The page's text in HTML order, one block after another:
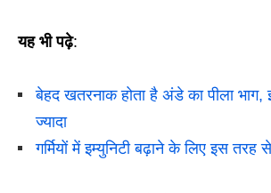
यह भी पढ़े:
बेहद खतरनाक होता है अंडे का पीला
ज्यादा
गर्मियों में इम्युनिटी बढ़ाने के लिए इस तरह